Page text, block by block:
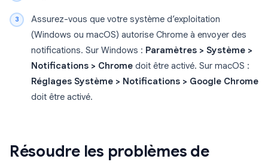
Assurez-vous que votre système d’exploitation
(Windows ou macOS) autorise Chrome à envoyer des
notifications. Sur Windows : Paramètres > Système >
Notifications > Chrome doit être activé. Sur macOS :
Réglages Système > Notifications > Google Chrome
doit être activé.
Résoudre les problèmes de